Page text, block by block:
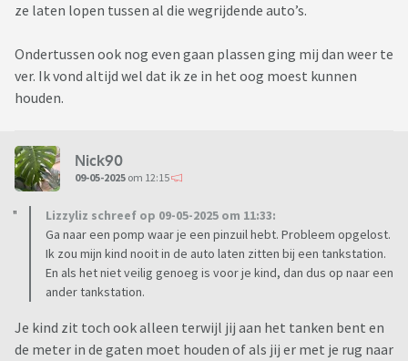
ze laten lopen tussen al die wegrijdende auto’s.
Ondertussen ook nog even gaan plassen ging mij dan weer te
ver. Ik vond altijd wel dat ik ze in het oog moest kunnen
houden.
Nick90
09-05-2025 om 12:15
Lizzyliz schreef op 09-05-2025 om 11:33:
Ga naar een pomp waar je een pinzuil hebt. Probleem opgelost.
Ik zou mijn kind nooit in de auto laten zitten bij een tankstation.
En als het niet veilig genoeg is voor je kind, dan dus op naar een
ander tankstation.
Je kind zit toch ook alleen terwijl jij aan het tanken bent en
de meter in de gaten moet houden of als jij er met je rug naar